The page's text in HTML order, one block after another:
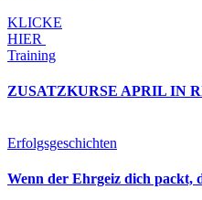
KLICKE
HIER
Training
ZUSATZKURSE APRIL IN
Erfolgsgeschichten
Wenn der Ehrgeiz dich packt,